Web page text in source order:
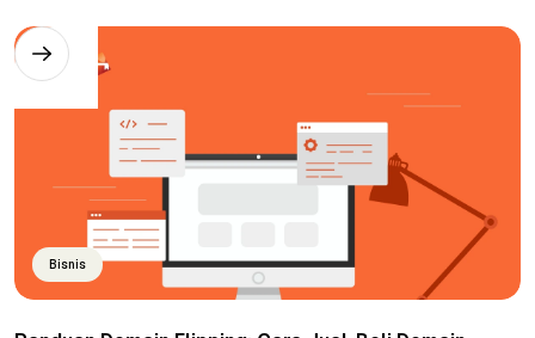
Bisnis